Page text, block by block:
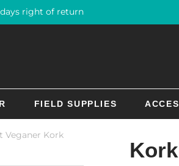
right of return
FIELD SUPPLIES
Veganer Kork